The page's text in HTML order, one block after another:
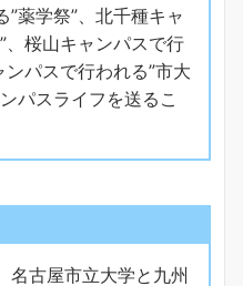
薬学祭”、北千種キャ
、桜山キャンパスで行
パスで行われる”市大
パスライフを送るこ
名古屋市立大学と九州